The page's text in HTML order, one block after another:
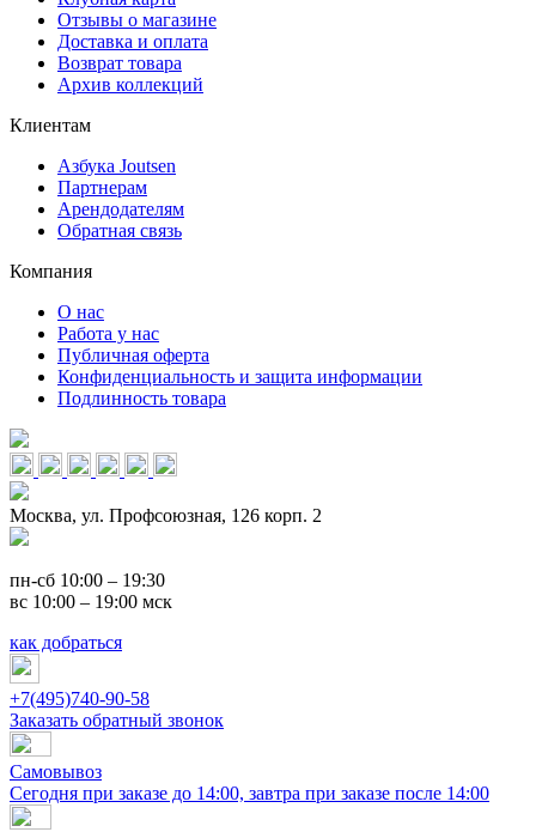
Отзывы о магазине
Доставка и оплата
Возврат товара
Архив коллекций
Клиентам
Азбука Joutsen
Партнерам
Арендодателям
Обратная связь
Компания
О нас
Работа у нас
Публичная оферта
Конфиденциальность и защита информации
Подлинность товара
Москва, ул. Профсоюзная, 126 корп. 2
пн-сб 10:00 – 19:30
вс 10:00 – 19:00 мск
как добраться
+7(495)740-90-58
Заказать обратный звонок
Самовывоз
Сегодня при заказе до 14:00, завтра при заказе после 14:00